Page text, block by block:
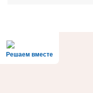
Решаем вместе